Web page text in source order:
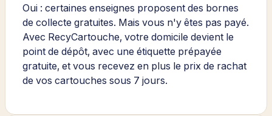
Oui : certaines enseignes proposent des bornes
de collecte gratuites. Mais vous n'y êtes pas payé.
Avec RecyCartouche, votre domicile devient le
point de dépôt, avec une étiquette prépayée
gratuite, et vous recevez en plus le prix de rachat
de vos cartouches sous 7 jours.